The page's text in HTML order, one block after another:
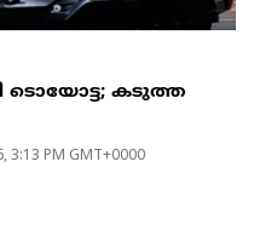
ടൊയോട്ട; കടുത്ത
3:13 PM GMT+0000